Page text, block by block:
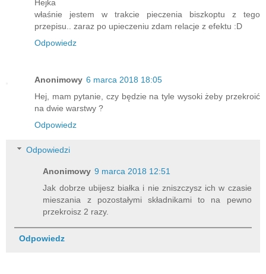
Hejka
właśnie jestem w trakcie pieczenia biszkoptu z tego
przepisu.. zaraz po upieczeniu zdam relacje z efektu :D
Odpowiedz
Anonimowy 6 marca 2018 18:05
Hej, mam pytanie, czy będzie na tyle wysoki żeby przekroić
na dwie warstwy ?
Odpowiedz
Odpowiedzi
Anonimowy 9 marca 2018 12:51
Jak dobrze ubijesz białka i nie zniszczysz ich w czasie
mieszania z pozostałymi składnikami to na pewno
przekroisz 2 razy.
Odpowiedz